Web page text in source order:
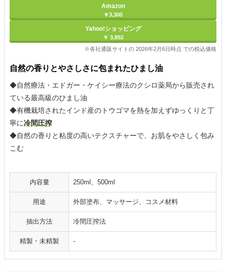
Amazon
￥3,300
Yahoo!ショッピング
￥ 3,892
※各社通販サイトの 2026年2月6日時点 での税込価格
自然の香りとやさしさに包まれたひまし油
◆自然療法・エドガー・ケイシー療法のクシロ薬局から販売され
ている最高級のひまし油
◆有機栽培されたインド産のトウゴマを熱を加えずゆっくりと丁
寧に冷間圧搾
◆自然の香りと粘度の高いテクスチャーで、お肌をやさしく包み
こむ
内容量 250ml、500ml
用途 外部塗布、マッサージ、コスメ材料
抽出方法 冷間圧搾法
精製・未精製 -